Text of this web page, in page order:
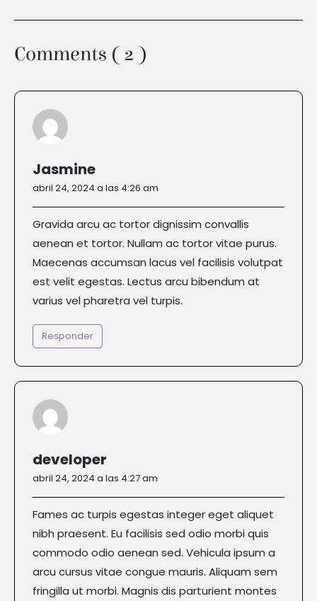
Comments ( 2 )
Jasmine
abril 24, 2024 a las 4:26 am
Gravida arcu ac tortor dignissim convallis
aenean et tortor. Nullam ac tortor vitae purus.
Maecenas accumsan lacus vel facilisis volutpat
est velit egestas. Lectus arcu bibendum at
varius vel pharetra vel turpis.
Responder
developer
abril 24, 2024 a las 4:27 am
Fames ac turpis egestas integer eget aliquet
nibh praesent. Eu facilisis sed odio morbi quis
commodo odio aenean sed. Vehicula ipsum a
arcu cursus vitae congue mauris. Aliquam sem
fringilla ut morbi. Magnis dis parturient montes